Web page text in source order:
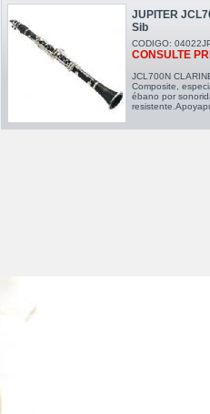
JUPITER
Sib
CODIGO:
CONSULTE
JCL700N
Composite,
ébano por